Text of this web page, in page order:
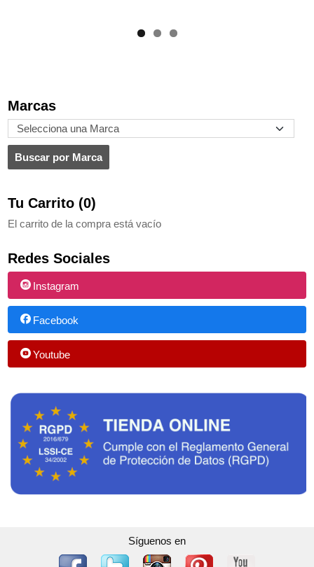
Marcas
Tu Carrito (0)
El carrito de la compra está vacío
Redes Sociales
Instagram
Facebook
Youtube
Síguenos en